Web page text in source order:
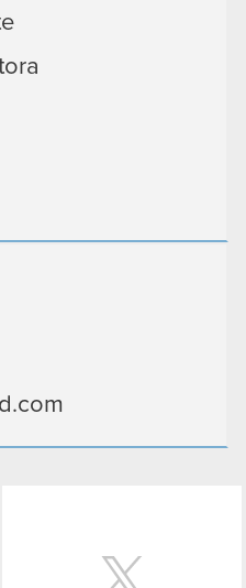
zgadasz się na